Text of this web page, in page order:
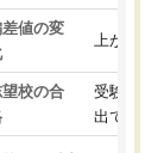
値の変
上がった
校の合
受験して
出ていな